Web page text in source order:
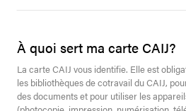
À quoi sert ma carte CAIJ?
La carte CAIJ vous identifie. Elle est
les bibliothèques de cotravail du CAIJ,
des documents et pour utiliser les